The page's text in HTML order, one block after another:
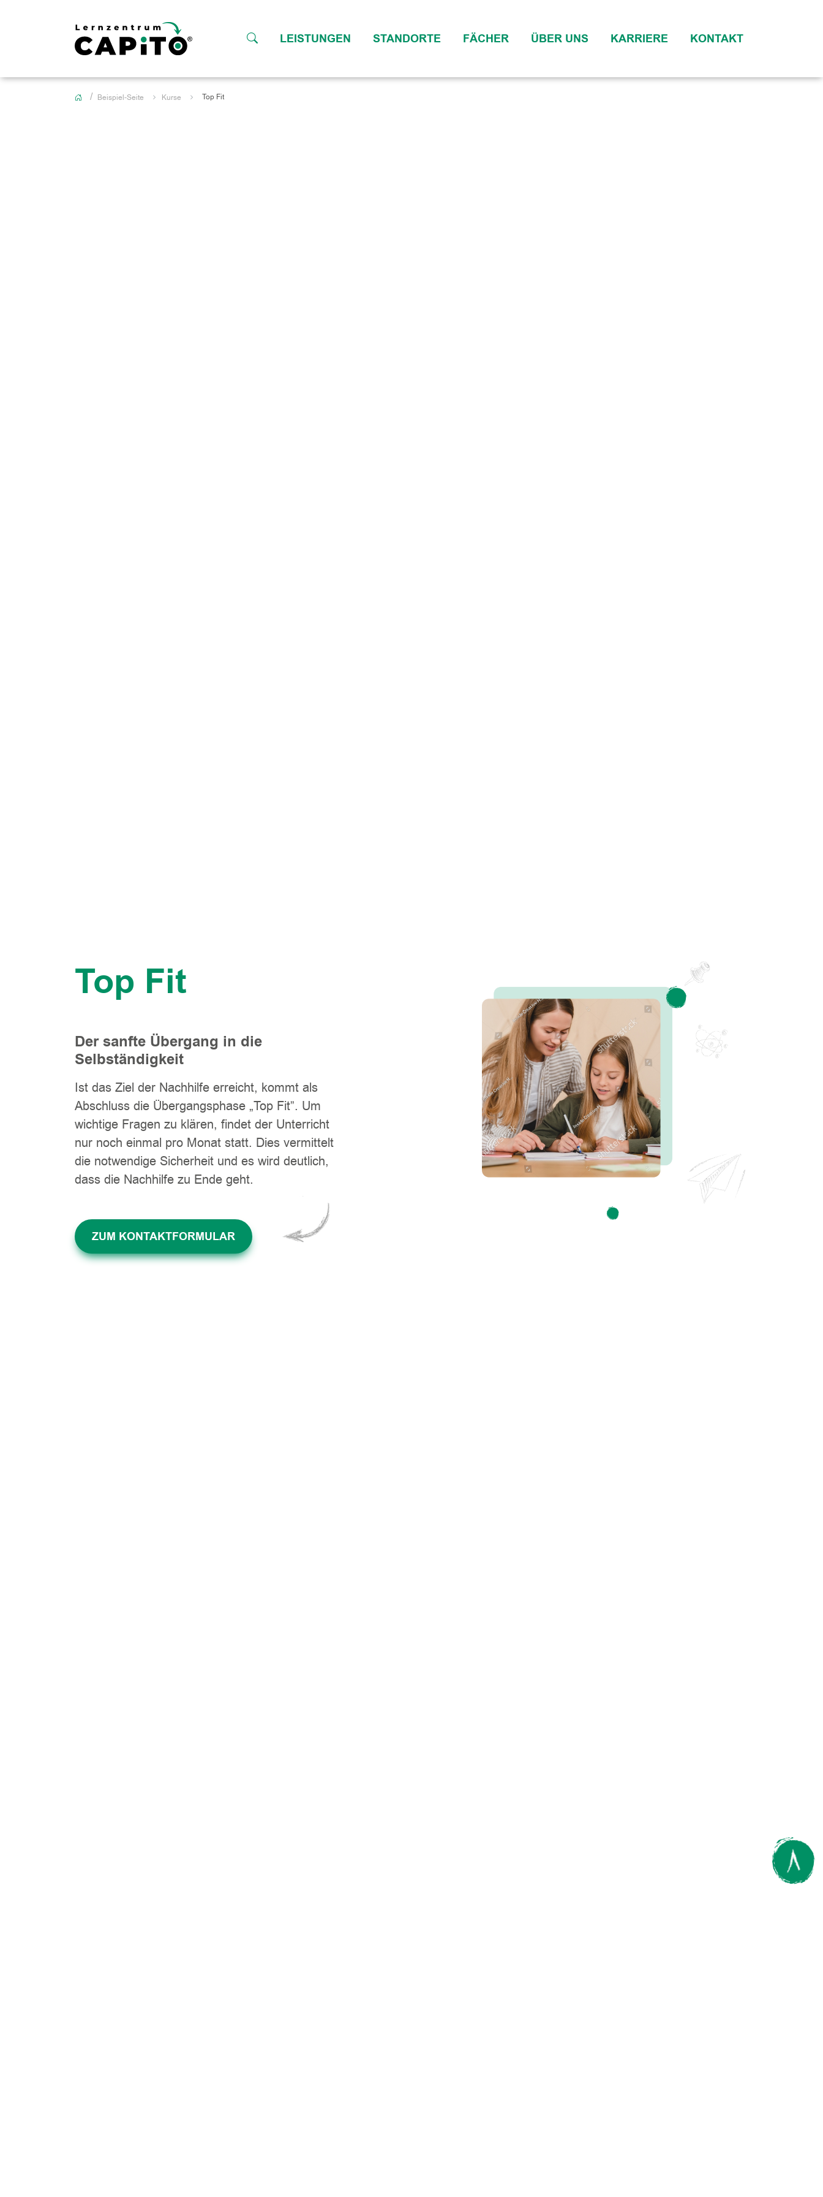
LEISTUNGEN STANDORTE FÄCHER ÜBER UNS KARRIERE KONTAKT
Beispiel-Seite Kurse Top Fit
Top Fit
Der sanfte Übergang in die
Selbständigkeit
Ist das Ziel der Nachhilfe erreicht, kommt als
Abschluss die Übergangsphase „Top Fit”. Um
wichtige Fragen zu klären, findet der Unterricht
nur noch einmal pro Monat statt. Dies vermittelt
die notwendige Sicherheit und es wird deutlich,
dass die Nachhilfe zu Ende geht.
ZUM KONTAKTFORMULAR